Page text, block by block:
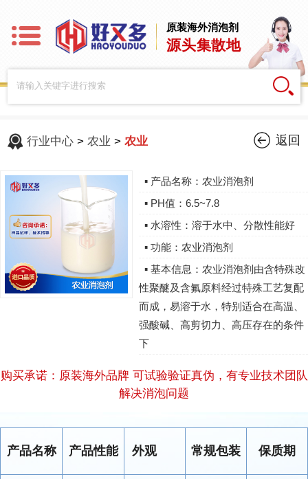
原装海外消泡剂
源头集散地
行业中心 >农业 >农业 返回
▪ 产品名称：农业消泡剂
▪ PH值：6.5~7.8
▪ 水溶性：溶于水中、分散性能好
▪ 功能：农业消泡剂
▪ 基本信息：农业消泡剂由含特殊改
性聚醚及含氟原料经过特殊工艺复配
而成，易溶于水，特别适合在高温、
强酸碱、高剪切力、高压存在的条件
下
购买承诺：原装海外品牌 可试验验证真伪，有专业技术团队
解决消泡问题
产品名称 产品性能 外观 常规包装 保质期